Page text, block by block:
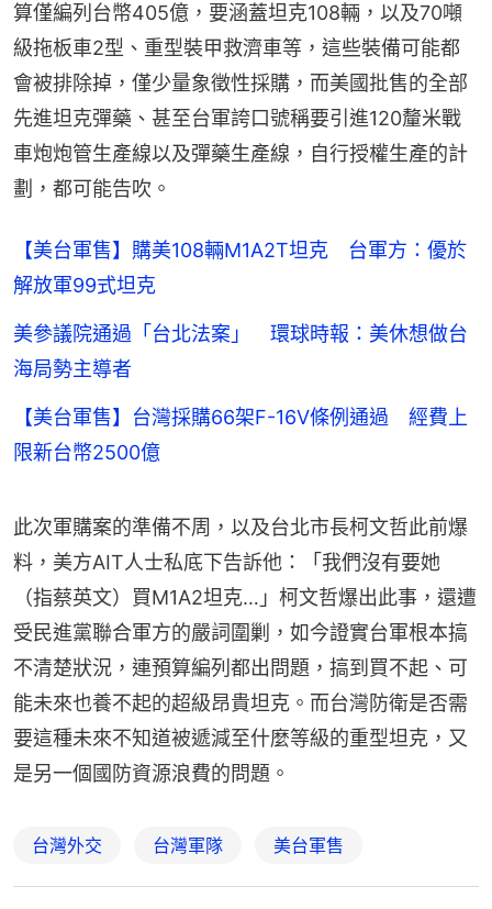
算僅編列台幣405億，要涵蓋坦克108輛，以及70噸
級拖板車2型、重型裝甲救濟車等，這些裝備可能都
會被排除掉，僅少量象徵性採購，而美國批售的全部
先進坦克彈藥、甚至台軍誇口號稱要引進120釐米戰
車炮炮管生產線以及彈藥生產線，自行授權生產的計
劃，都可能告吹。
【美台軍售】購美108輛M1A2T坦克 台軍方：優於
解放軍99式坦克
美參議院通過「台北法案」 環球時報：美休想做台
海局勢主導者
【美台軍售】台灣採購66架F-16V條例通過 經費上
限新台幣2500億
此次軍購案的準備不周，以及台北市長柯文哲此前爆
料，美方AIT人士私底下告訴他：「我們沒有要她
（指蔡英文）買M1A2坦克…」柯文哲爆出此事，還遭
受民進黨聯合軍方的嚴詞圍剿，如今證實台軍根本搞
不清楚狀況，連預算編列都出問題，搞到買不起、可
能未來也養不起的超級昂貴坦克。而台灣防衛是否需
要這種未來不知道被遞減至什麼等級的重型坦克，又
是另一個國防資源浪費的問題。
台灣外交 台灣軍隊 美台軍售